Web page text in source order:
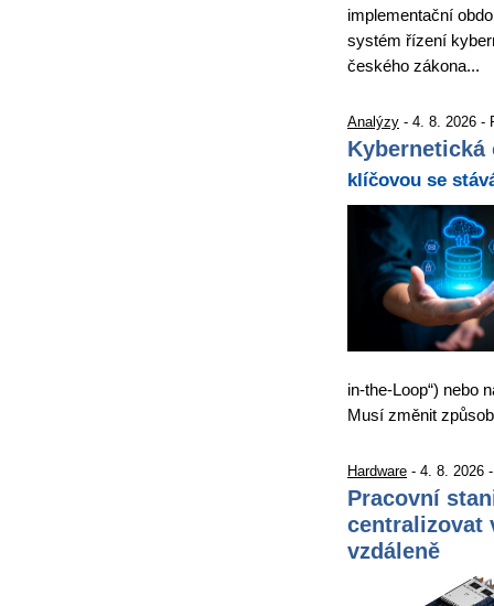
implementační
systém řízení
českého zákona...
Analýzy - 4. 8. 2026 -
klíčovou se
in-the-Loop“) nebo
Musí změnit
Hardware - 4. 8. 2026
Pracovní
centralizovat
vzdáleně